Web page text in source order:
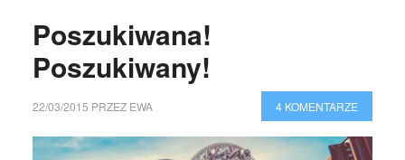
Poszukiwana!
Poszukiwany!
22/03/2015 PRZEZ EWA 4 KOMENTARZE